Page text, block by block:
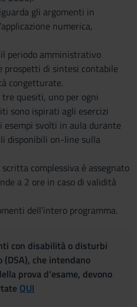
gli argomenti in
numerica,
periodo amministrativo
prospetti di sintesi contabile
congetturate.
quesiti, uno per ogni
sono ispirati agli esercizi
svolti in aula durante
disponibili on-line sulla
complessiva è assegnato
a 2 ore in caso di validità
dell’intero programma.
con disabilità o disturbi
che intendano
prova d'esame, devono
QUI